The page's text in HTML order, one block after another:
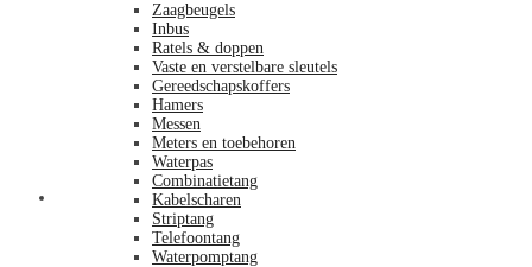
Zaagbeugels
Inbus
Ratels & doppen
Vaste en verstelbare sleutels
Gereedschapskoffers
Hamers
Messen
Meters en toebehoren
Waterpas
Combinatietang
Kabelscharen
Striptang
Telefoontang
Waterpomptang